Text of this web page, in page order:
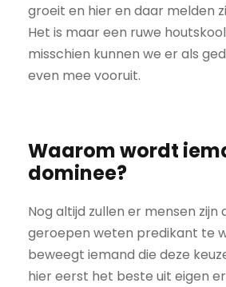
groeit en hier en daar melden
Het is maar een ruwe
misschien kunnen we er als
even mee vooruit.
Waarom wordt
dominee?
Nog altijd zullen er mensen zijn
geroepen weten predikant te
beweegt iemand die deze
hier eerst het beste uit eigen